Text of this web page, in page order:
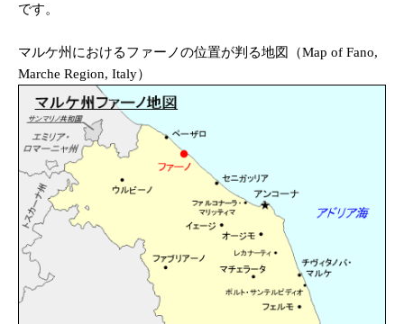
です。
マルケ州におけるファーノの位置が判る地図（Map of Fano,
Marche Region, Italy）